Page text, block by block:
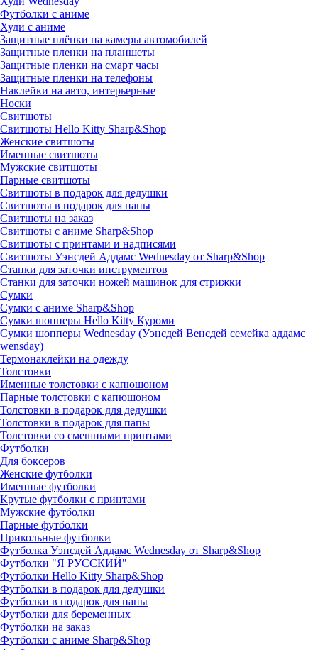
Футболки с аниме
Худи с аниме
Защитные плёнки на камеры автомобилей
Защитные пленки на планшеты
Защитные пленки на смарт часы
Защитные пленки на телефоны
Наклейки на авто, интерьерные
Носки
Свитшоты
Cвитшоты Hello Kitty Sharp&Shop
Женские свитшоты
Именные свитшоты
Мужские свитшоты
Парные свитшоты
Свитшоты в подарок для дедушки
Свитшоты в подарок для папы
Свитшоты на заказ
Свитшоты с аниме Sharp&Shop
Свитшоты с принтами и надписями
Свитшоты Уэнсдей Аддамс Wednesday от Sharp&Shop
Станки для заточки инструментов
Станки для заточки ножей машинок для стрижки
Сумки
Сумки с аниме Sharp&Shop
Сумки шопперы Hello Kitty Куроми
Сумки шопперы Wednesday (Уэнсдей Венсдей семейка аддамс
wensday)
Термонаклейки на одежду
Толстовки
Именные толстовки с капюшоном
Парные толстовки с капюшоном
Толстовки в подарок для дедушки
Толстовки в подарок для папы
Толстовки со смешными принтами
Футболки
Для боксеров
Женские футболки
Именные футболки
Крутые футболки с принтами
Мужские футболки
Парные футболки
Прикольные футболки
Футболка Уэнсдей Аддамс Wednesday от Sharp&Shop
Футболки "Я РУССКИЙ"
Футболки Hello Kitty Sharp&Shop
Футболки в подарок для дедушки
Футболки в подарок для папы
Футболки для беременных
Футболки на заказ
Футболки с аниме Sharp&Shop